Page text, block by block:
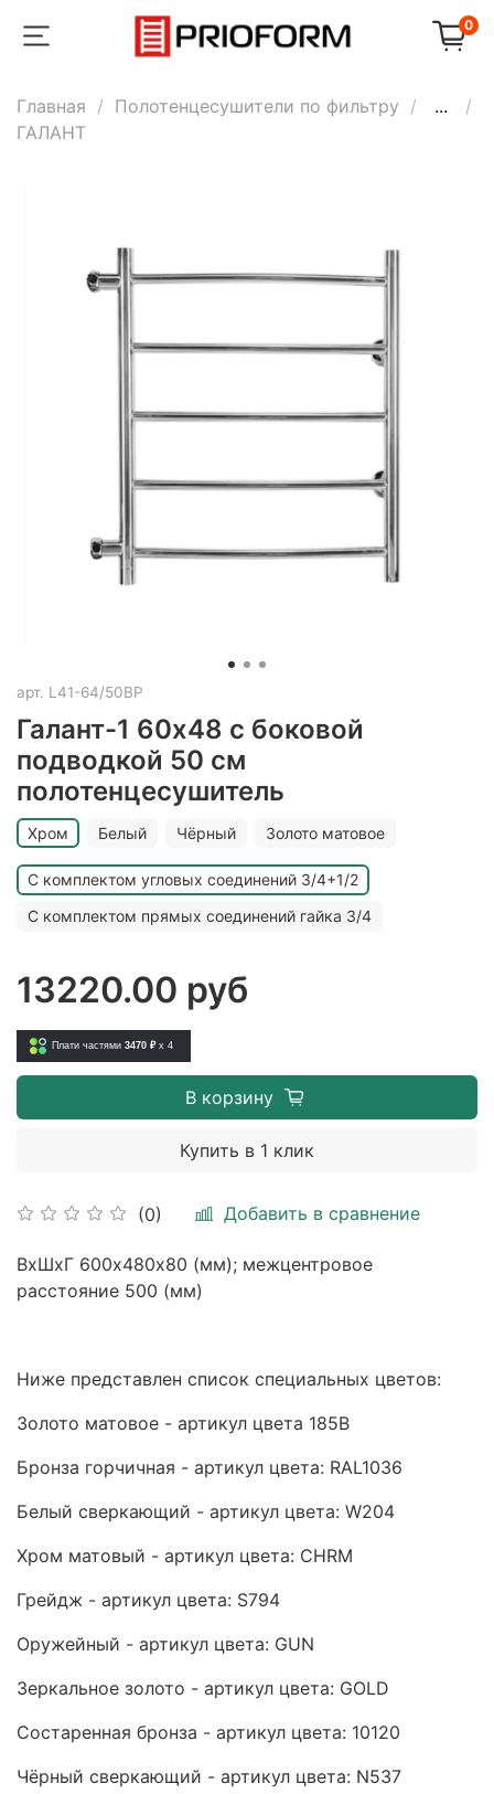
0
Главная Полотенцесушители по фильтру
...
ГАЛАНТ
арт. L41-64/50BP
Галант-1 60х48 с боковой
подводкой 50 см
полотенцесушитель
(0) Добавить в сравнение
Хром Белый Чёрный Золото матовое
С комплектом угловых соединений 3/4+1/2
С комплектом прямых соединений гайка 3/4
13220.00 руб
Плати частями 3470 ₽ x 4
В корзину
Купить в 1 клик
ВхШхГ 600х480х80 (мм); межцентровое
расстояние 500 (мм)
Ниже представлен список специальных цветов:
Золото матовое - артикул цвета 185B
Бронза горчичная - артикул цвета: RAL1036
Белый сверкающий - артикул цвета: W204
Хром матовый - артикул цвета: CHRM
Грейдж - артикул цвета: S794
Оружейный - артикул цвета: GUN
Зеркальное золото - артикул цвета: GOLD
Состаренная бронза - артикул цвета: 10120
Чёрный сверкающий - артикул цвета: N537